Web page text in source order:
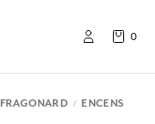
0
ENCENS